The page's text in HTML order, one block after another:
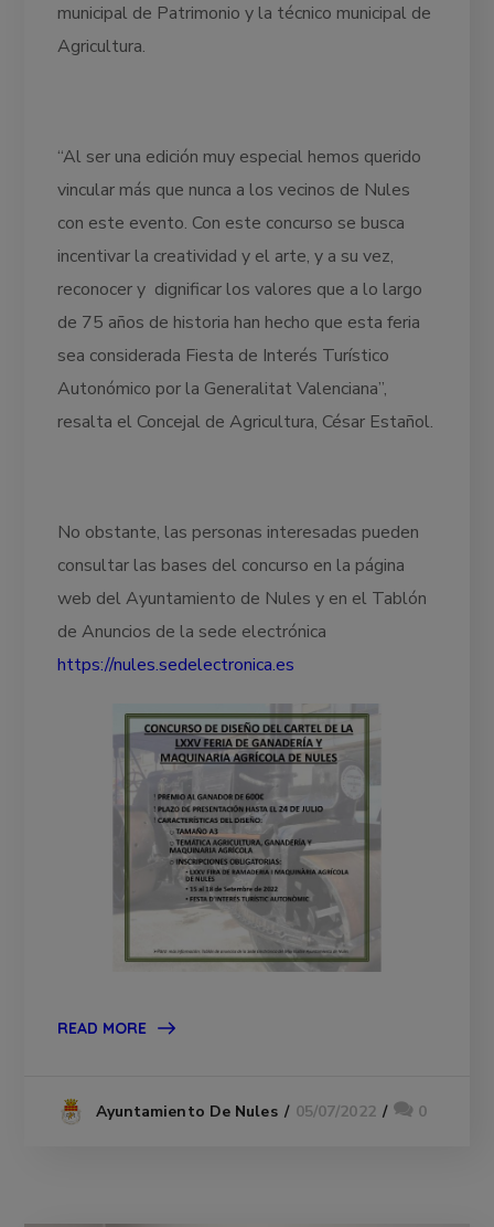
municipal de Patrimonio y la técnico municipal de
Agricultura.
“Al ser una edición muy especial hemos querido
vincular más que nunca a los vecinos de Nules
con este evento. Con este concurso se busca
incentivar la creatividad y el arte, y a su vez,
reconocer y dignificar los valores que a lo largo
de 75 años de historia han hecho que esta feria
sea considerada Fiesta de Interés Turístico
Autonómico por la Generalitat Valenciana”,
resalta el Concejal de Agricultura, César Estañol.
No obstante, las personas interesadas pueden
consultar las bases del concurso en la página
web del Ayuntamiento de Nules y en el Tablón
de Anuncios de la sede electrónica
https://nules.sedelectronica.es
READ MORE
Ayuntamiento De Nules 05/07/2022 0